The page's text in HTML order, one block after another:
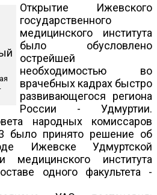
Открытие Ижевского
государственного
медицинского института
было обусловлено
острейшей
необходимостью во
врачебных кадрах быстро
развивающегося региона
России - Удмуртии.
народных комиссаров
было принято решение об
Ижевске Удмуртской
медицинского института
одного факультета -